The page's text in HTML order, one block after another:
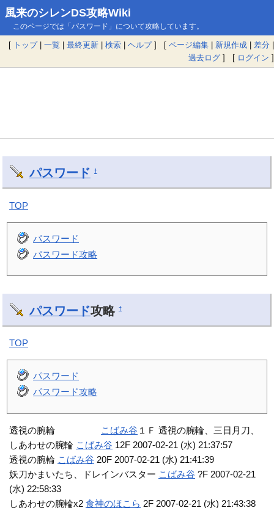
風来のシレンDS攻略Wiki
このページでは「パスワード」について攻略しています。
[ トップ| 一覧 | 最終更新 | 検索 | ヘルプ] [ ページ編集 | 新規作成 | 差分 |
過去ログ ] [ ログイン ]
パスワード †
TOP
パスワード
パスワード攻略
パスワード攻略 †
TOP
パスワード
パスワード攻略
透視の腕輪 こばみ谷 １Ｆ 透視の腕輪、三日月刀、
しあわせの腕輪 こばみ谷 12F 2007-02-21 (水) 21:37:57
透視の腕輪 こばみ谷 20F 2007-02-21 (水) 21:41:39
妖刀かまいたち、ドレインバスター こばみ谷 ?F 2007-02-21
(水) 22:58:33
しあわせの腕輪x2食神のほこら 2F 2007-02-21 (水) 21:43:38